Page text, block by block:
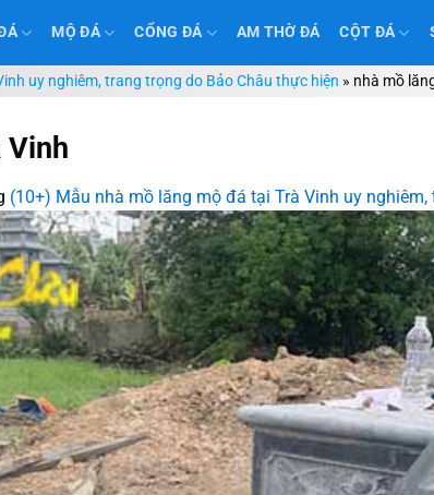
MỘ ĐÁ CỔNG ĐÁ AM THỜ ĐÁ CỘT ĐÁ
uy nghiêm, trang trọng do Bảo Châu thực hiện » nhà mồ
Vinh
(10+) Mẫu nhà mồ lăng mộ đá tại Trà Vinh uy